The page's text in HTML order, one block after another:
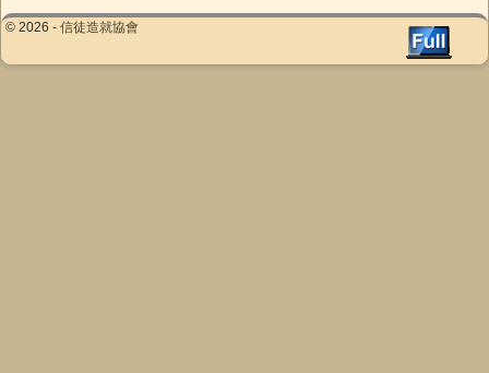
© 2026 - 信徒造就協會